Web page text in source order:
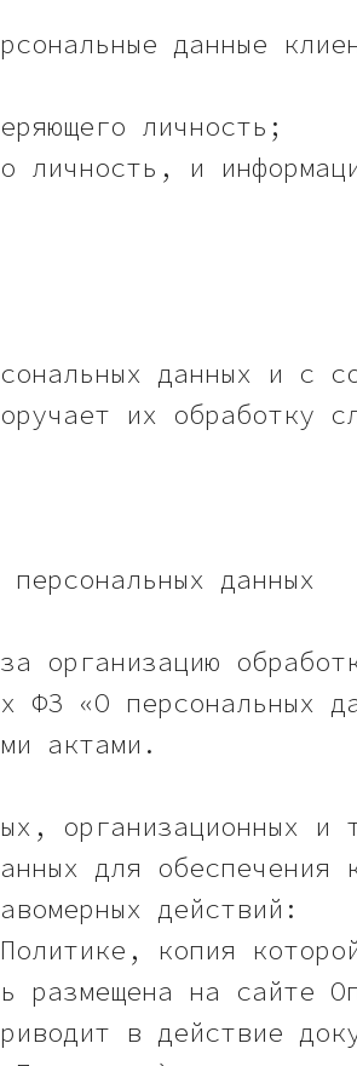
данные
личность;
личность, и
данных и с
их обработку
данных
организацию
ФЗ «О персональных
актами.
организационных и
для обеспечения
действий:
копия
размещена на сайте
в действие